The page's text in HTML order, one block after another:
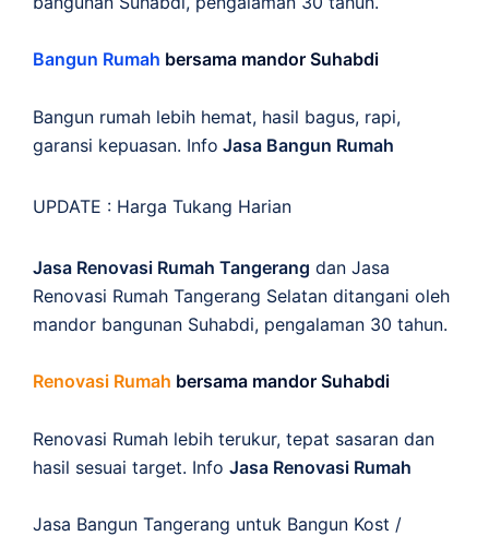
Bangun Rumah bersama mandor Suhabdi
Bangun rumah lebih hemat, hasil bagus, rapi,
garansi kepuasan. Info Jasa Bangun Rumah
UPDATE : Harga Tukang Harian
Jasa Renovasi Rumah Tangerang dan Jasa
Renovasi Rumah Tangerang Selatan ditangani oleh
mandor bangunan Suhabdi, pengalaman 30 tahun.
Renovasi Rumah bersama mandor Suhabdi
Renovasi Rumah lebih terukur, tepat sasaran dan
hasil sesuai target. Info Jasa Renovasi Rumah
Jasa Bangun Tangerang untuk Bangun Kost /